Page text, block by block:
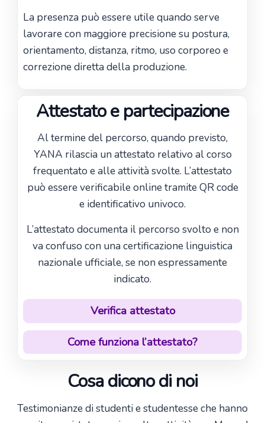
La presenza può essere utile quando serve
lavorare con maggiore precisione su postura,
orientamento, distanza, ritmo, uso corporeo e
correzione diretta della produzione.
Attestato e partecipazione
Al termine del percorso, quando previsto,
YANA rilascia un attestato relativo al corso
frequentato e alle attività svolte. L’attestato
può essere verificabile online tramite QR code
e identificativo univoco.
L’attestato documenta il percorso svolto e non
va confuso con una certificazione linguistica
nazionale ufficiale, se non espressamente
indicato.
Verifica attestato
Come funziona l’attestato?
Cosa dicono di noi
Testimonianze di studenti e studentesse che hanno